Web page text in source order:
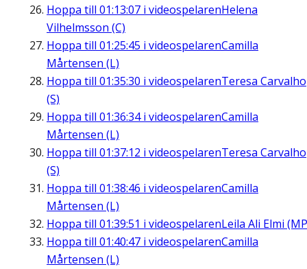
Hoppa till 01:13:07 i videospelarenHelena
Vilhelmsson (C)
Hoppa till 01:25:45 i videospelarenCamilla
Mårtensen (L)
Hoppa till 01:35:30 i videospelarenTeresa Carvalho
(S)
Hoppa till 01:36:34i videospelarenCamilla
Mårtensen (L)
Hoppa till 01:37:12 i videospelarenTeresa Carvalho
(S)
Hoppa till 01:38:46 i videospelarenCamilla
Mårtensen (L)
Hoppa till 01:39:51 i videospelarenLeila Ali Elmi
Hoppa till 01:40:47 i videospelarenCamilla
Mårtensen (L)